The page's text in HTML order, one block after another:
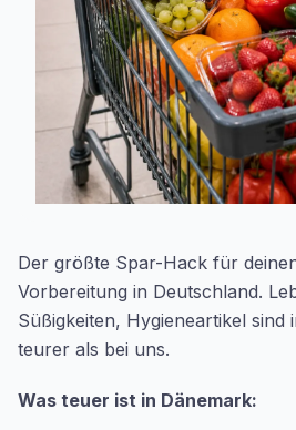
Der größte Spar-Hack für
Vorbereitung in Deutschland.
Süßigkeiten, Hygieneartikel sind
teurer als bei uns.
Was teuer ist in Dänemark: